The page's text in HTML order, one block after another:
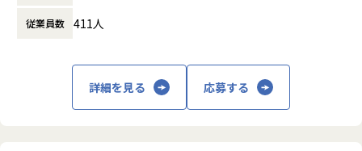
ス機会を創出する
・アカウントプランを策定し、営業と連携して提案〜受注ま
・ステアリングコミッティを通じた意思決定支援・関係強化
顧客の大半は大手企業となっており、30年以
■Mission：専門性と技術力、高度な分析ノ
従業員数 411人
詳細を見る 応募する